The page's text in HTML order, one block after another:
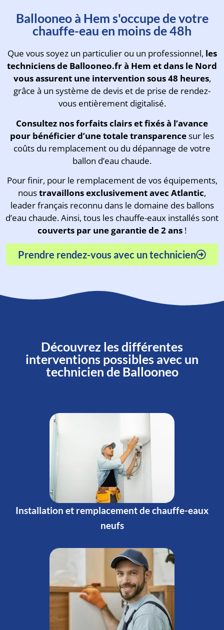
Planifiez l'intervention d'un de
nos experts en moins d'une
minute
Ballooneo à Hem s'occupe de votre
chauffe-eau en moins de 48h
Que vous soyez un particulier ou un professionnel, les
techniciens de Ballooneo.fr à Hem et dans le Nord
vous assurent une intervention sous 48 heures,
grâce à un système de devis et de prise de rendez-
vous entièrement digitalisé.
Consultez nos forfaits clairs et fixés à l’avance
pour bénéficier d’une totale transparencesur les
coûts du remplacement ou du dépannage de votre
ballon d’eau chaude.
Pour finir, pour le remplacement de vos équipements,
noustravaillons exclusivement avec Atlantic,
leader français reconnu dans le domaine des ballons
d’eau chaude. Ainsi, tous les chauffe-eaux installés sont
couverts par une garantie de 2 ans !
Prendre rendez-vous avec un technicien
Découvrez les différentes
interventions possibles avec un
technicien de Ballooneo
Installation et remplacement de chauffe-eaux
neufs